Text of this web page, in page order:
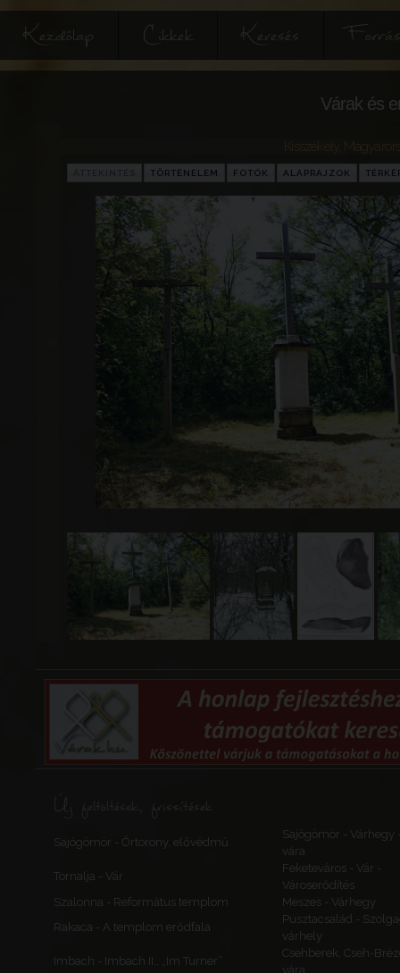
Kezdőlap Cikkek Keresés
Várak és
Kisszékely
TÖRTÉNELEM FOTÓK ALAPRAJZOK
Új feltöltések, frissítések
Sajógömör - Őrtorony, elővédmű
Sajógömör - Várhegy
vára
Tornalja - Vár
Feketeváros - Vár -
Városerődítés
Szalonna - Református templom
Meszes - Várhegy
Rakaca - A templom erődfala
Pusztacsalád -
várhely
Imbach - Imbach II., „Im Turner”
Csehberek, Cseh-
vára